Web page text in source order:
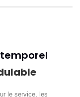
le service, les